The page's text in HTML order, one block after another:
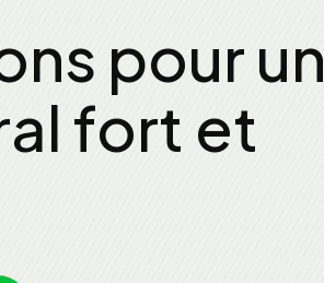
pour un
fort et